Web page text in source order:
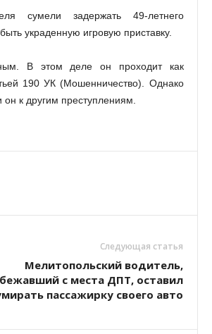
сумели задержать 49-летнего
украденную игровую приставку.
В этом деле он проходит как
190 УК (Мошенничество). Однако
к другим преступлениям.
Следующая статья
Мелитопольский водитель,
с места ДПТ, оставил
пассажирку своего авто